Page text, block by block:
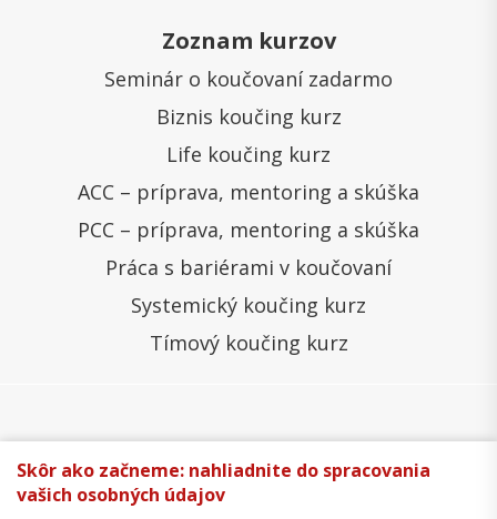
Zoznam kurzov
Seminár o koučovaní zadarmo
Biznis koučing kurz
Life koučing kurz
ACC – príprava, mentoring a skúška
PCC – príprava, mentoring a skúška
Práca s bariérami v koučovaní
Systemický koučing kurz
Tímový koučing kurz
Všeobecné obchodné podmienky
Správa cookies
Ochrana osobných údajov
Skôr ako začneme: nahliadnite do spracovania
vašich osobných údajov